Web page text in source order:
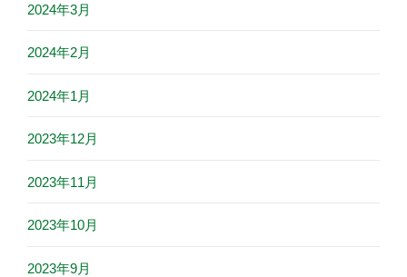
2024年3月
2024年2月
2024年1月
2023年12月
2023年11月
2023年10月
2023年9月